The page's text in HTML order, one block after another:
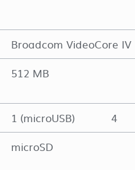
Broadcom VideoCore IV
512 MB
1 (microUSB) 4
microSD